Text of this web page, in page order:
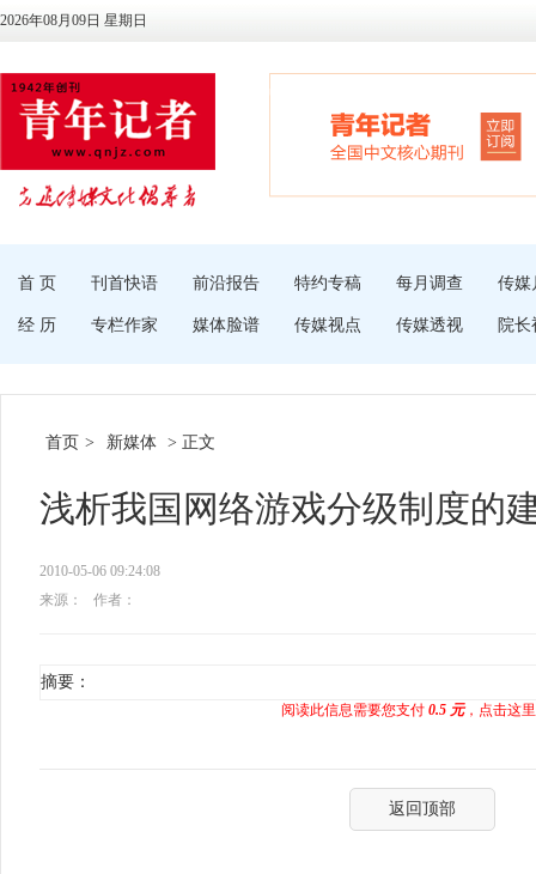
2026年08月09日 星期日
首 页 刊首快语 前沿报告 特约专稿 每月调查 传媒
经 历 专栏作家 媒体脸谱 传媒视点 传媒透视 院长
首页 > 新媒体 > 正文
浅析我国网络游戏分级制度的
2010-05-06 09:24:08
来源：
作者：
摘要：
阅读此信息需要您支付 0.5 元，点击这
返回顶部